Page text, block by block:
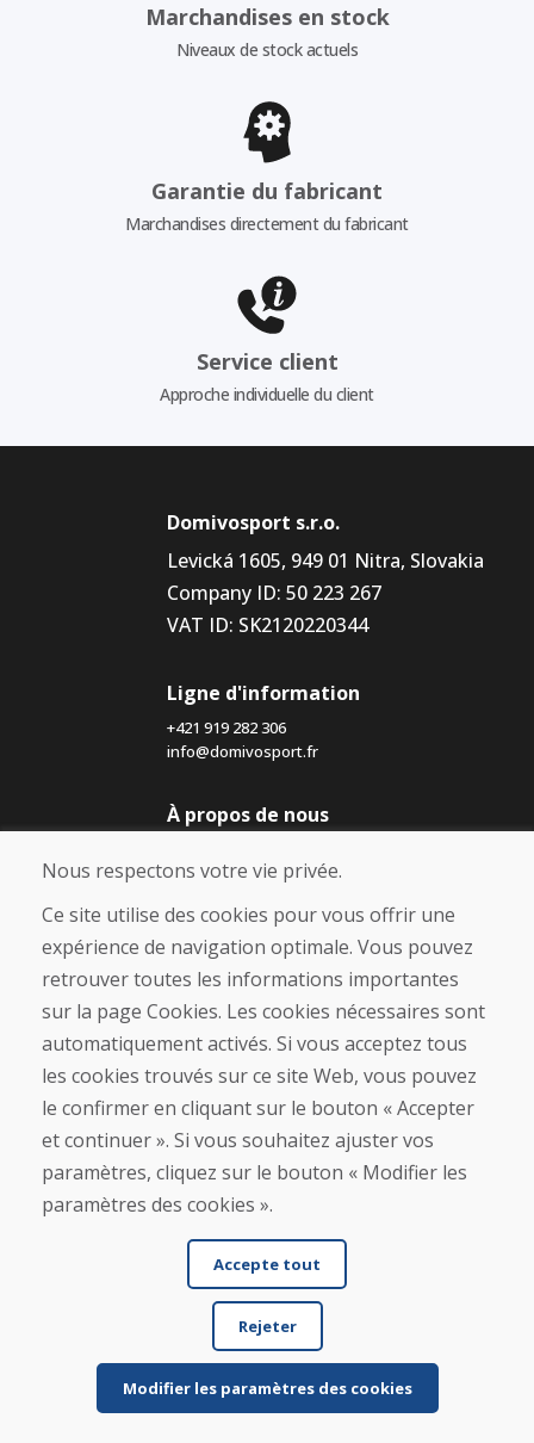
Marchandises en stock
Niveaux de stock actuels
Garantie du fabricant
Marchandises directement du fabricant
Service client
Approche individuelle du client
Domivosport s.r.o.
Levická 1605, 949 01 Nitra, Slovakia
Company ID: 50 223 267
VAT ID: SK2120220344
Ligne d'information
+421 919 282 306
info@domivosport.fr
À propos de nous
À propos de nous
Contact
Achat
Boutique en ligne
Conditions générales de vente (CGV)
Expédition et paiement
Procédure de réclamation
Politique de retour et d’échange
Politique de confidentialité (RGPD)
Gestion des Cookies
© DOMIVOSPORT 2026, tous droits réservés
DUFEKSOFT-création de site internet,création de boutique en ligne
Nous respectons votre vie privée.
Ce site utilise des cookies pour vous offrir une
expérience de navigation optimale. Vous pouvez
retrouver toutes les informations importantes
sur la page Cookies. Les cookies nécessaires sont
automatiquement activés. Si vous acceptez tous
les cookies trouvés sur ce site Web, vous pouvez
le confirmer en cliquant sur le bouton « Accepter
et continuer ». Si vous souhaitez ajuster vos
paramètres, cliquez sur le bouton « Modifier les
paramètres des cookies ».
Accepte tout
Rejeter
Modifier les paramètres des cookies